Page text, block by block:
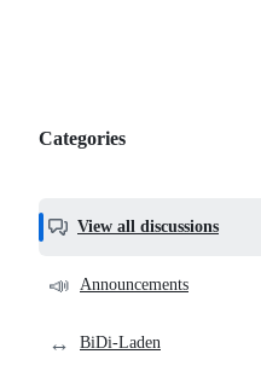
Categories,
helpful,
and
community
Categories
View all discussions
📣 Announcements
↔️ BiDi-Laden